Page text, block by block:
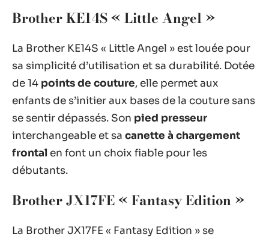
Brother KE14S « Little Angel »
La Brother KE14S « Little Angel » est louée pour
sa simplicité d’utilisation et sa durabilité. Dotée
de 14 points de couture, elle permet aux
enfants de s’initier aux bases de la couture sans
se sentir dépassés. Son pied presseur
interchangeable et sa canette à chargement
frontal en font un choix fiable pour les
débutants.
Brother JX17FE « Fantasy Edition »
La Brother JX17FE « Fantasy Edition » se